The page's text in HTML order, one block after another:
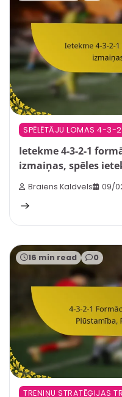
SPĒLĒTĀJU LOMAS 4-3-
Ietekme 4-3-2-1
izmaiņas, spēles
Braiens Kaldvels 09/
16 min read 0
TRENIŅU STRATĒĢIJAS